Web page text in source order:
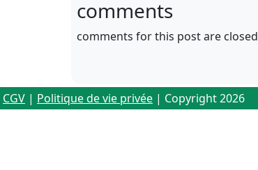
comments
comments for this post are closed
CGV | Politique de vie privée | Copyright 2026